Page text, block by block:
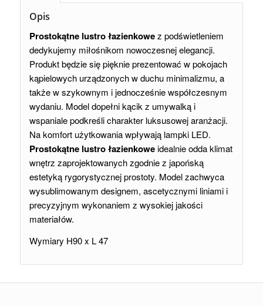
Opis
Prostokątne lustro łazienkowez podświetleniem
dedykujemy miłośnikom nowoczesnej elegancji.
Produkt będzie się pięknie prezentować w pokojach
kąpielowych urządzonych w duchu minimalizmu, a
także w szykownym i jednocześnie współczesnym
wydaniu. Model dopełni kącik z umywalką i
wspaniale podkreśli charakter luksusowej aranżacji.
Na komfort użytkowania wpływają lampki LED.
Prostokątne lustro łazienkoweidealnie odda klimat
wnętrz zaprojektowanych zgodnie z japońską
estetyką rygorystycznej prostoty. Model zachwyca
wysublimowanym designem, ascetycznymi liniami i
precyzyjnym wykonaniem z wysokiej jakości
materiałów.
Wymiary H90 x L 47